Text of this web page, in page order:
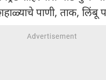
पाणी, ताक, लिंबू